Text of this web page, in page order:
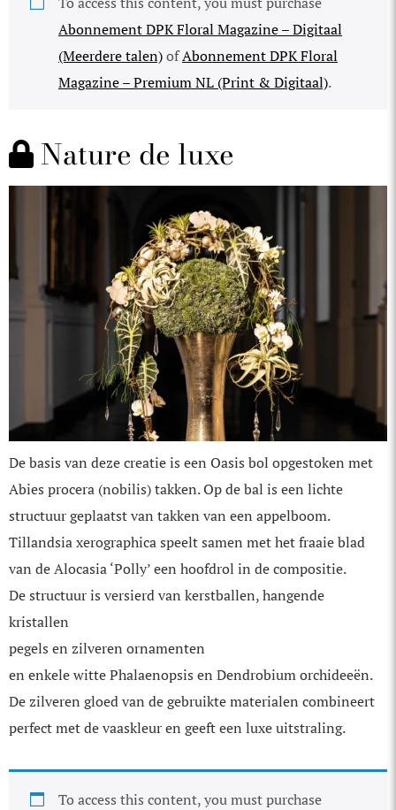
Abonnement DPK Floral Magazine – Digitaal
(Meerdere talen)ofAbonnement DPK Floral
Magazine – Premium NL (Print & Digitaal).
Nature de luxe
De basis van deze creatie is een Oasis bol opgestoken met
Abies procera (nobilis) takken. Op de bal is een lichte
structuur geplaatst van takken van een appelboom.
Tillandsia xerographica speelt samen met het fraaie blad
van de Alocasia ‘Polly’ een hoofdrol in de compositie.
De structuur is versierd van kerst­ballen, hangende
kristallen
pegels en zilveren ornamenten
en enkele witte Phalaenopsis en Dendrobium orchideeën.
De zilveren gloed van de gebruikte materialen combineert
perfect met de vaaskleur en geeft een luxe uitstraling.
To access this content, you must purchase